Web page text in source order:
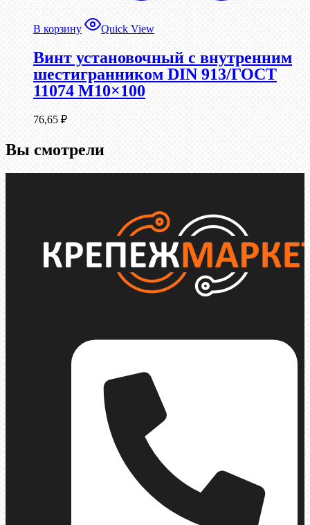
В корзину Quick View
Винт установочный с внутренним
шестигранником DIN 913/ГОСТ
11074 М10×100
76,65 ₽
Вы смотрели